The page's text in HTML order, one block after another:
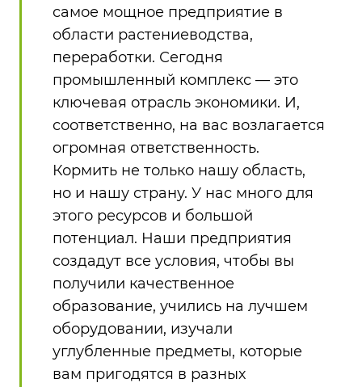
самое мощное предприятие в
области растениеводства,
переработки. Сегодня
промышленный комплекс — это
ключевая отрасль экономики. И,
соответственно, на вас возлагается
огромная ответственность.
Кормить не только нашу область,
но и нашу страну. У нас много для
этого ресурсов и большой
потенциал. Наши предприятия
создадут все условия, чтобы вы
получили качественное
образование, учились на лучшем
оборудовании, изучали
углубленные предметы, которые
вам пригодятся в разных